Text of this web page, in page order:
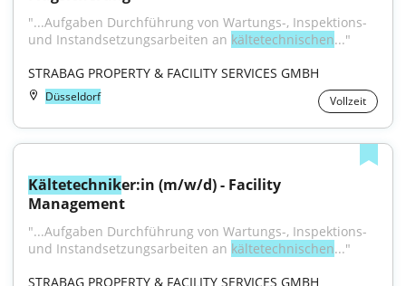
"...Aufgaben Durchführung von Wartungs-, Inspektions-
und Instandsetzungsarbeiten an kältetechnischen..."
STRABAG PROPERTY & FACILITY SERVICES GMBH
Düsseldorf Vollzeit
Kältetechniker:in (m/w/d) - Facility
Management
"...Aufgaben Durchführung von Wartungs-, Inspektions-
und Instandsetzungsarbeiten an kältetechnischen..."
STRABAG PROPERTY & FACILITY SERVICES GMBH